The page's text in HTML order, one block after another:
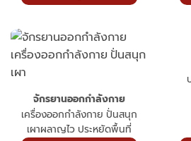
จักรยานออกกำลังกาย
เครื่องออกกำลังกาย ปั่นสนุก